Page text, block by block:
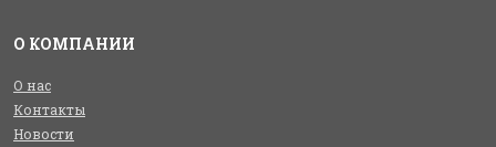
О КОМПАНИИ
О нас
Контакты
Новости